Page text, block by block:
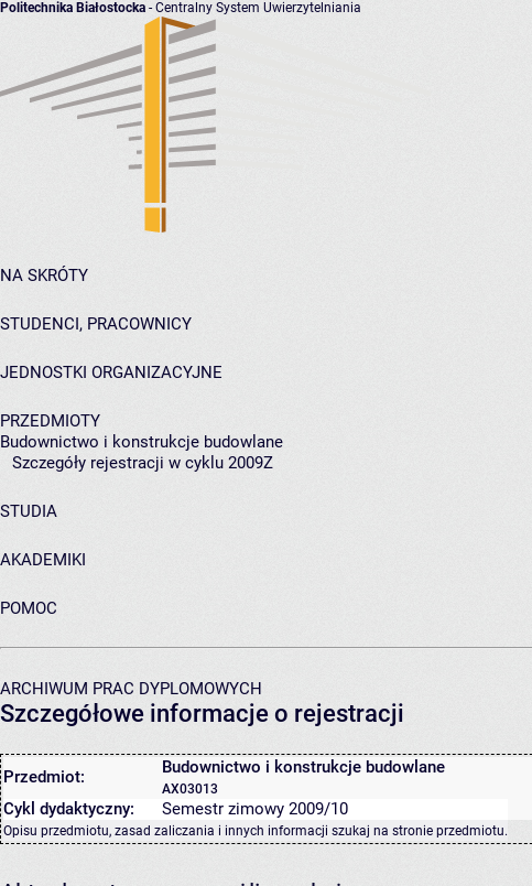
Politechnika Białostocka - Centralny System Uwierzytelniania
NA SKRÓTY
STUDENCI, PRACOWNICY
JEDNOSTKI ORGANIZACYJNE
PRZEDMIOTY
Budownictwo i konstrukcje budowlane
Szczegóły rejestracji w cyklu 2009Z
STUDIA
AKADEMIKI
POMOC
ARCHIWUM PRAC DYPLOMOWYCH
Szczegółowe informacje o rejestracji
Przedmiot: Budownictwo i konstrukcje budowlane
AX03013
Cykl dydaktyczny: Semestr zimowy 2009/10
Opisu przedmiotu, zasad zaliczania i innych informacji szukaj na stronie przedmiotu.